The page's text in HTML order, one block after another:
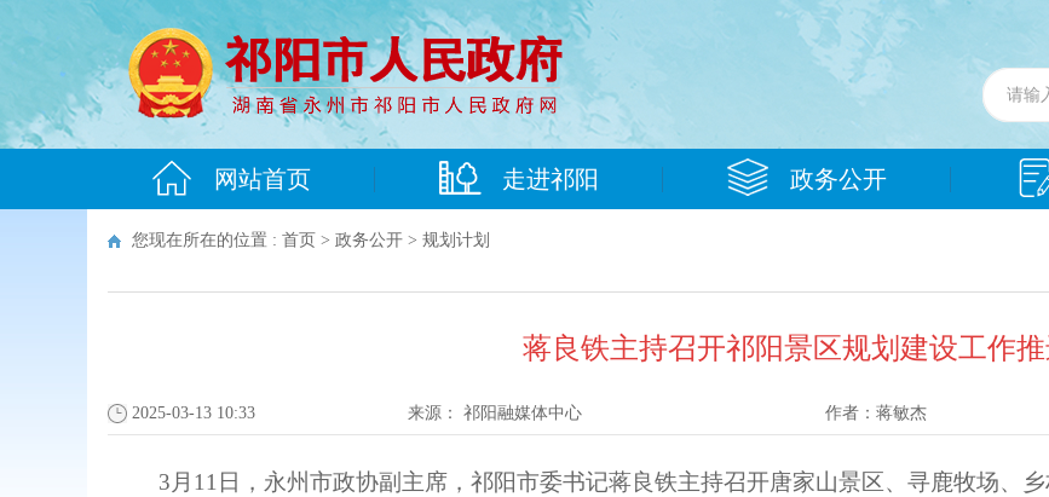
网站首页 走进祁阳 政务公开
您现在所在的位置 : 首页 > 政务公开 > 规划计划
蒋良铁主持召开祁阳景区规划建设工作
2025-03-13 10:33 来源： 祁阳融媒体中心 作者： 蒋敏杰
3月11日，永州市政协副主席，祁阳市委书记蒋良铁主持召开唐家山景区、寻鹿牧场、